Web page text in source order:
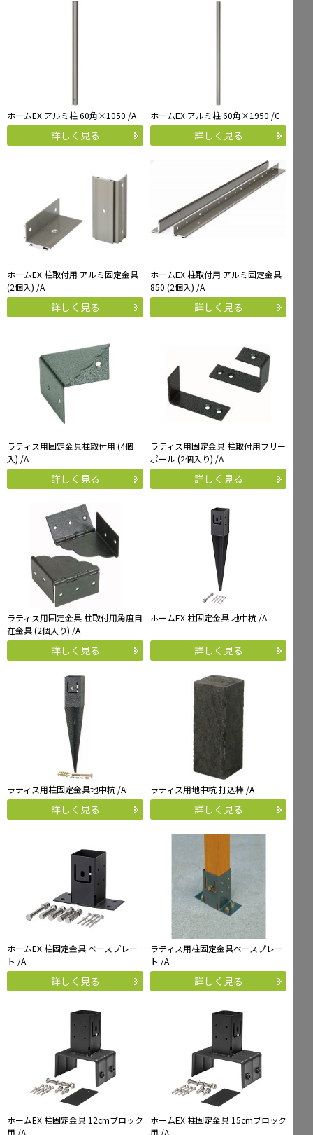
ホームEX アルミ柱 60角×1050 /A
詳しく見る
ホームEX アルミ柱 60角×1950 /C
詳しく見る
ホームEX 柱取付用 アルミ固定金具
(2個入) /A
詳しく見る
ホームEX 柱取付用 アルミ固定金具
850 (2個入) /A
詳しく見る
ラティス用固定金具柱取付用 (4個
入) /A
詳しく見る
ラティス用固定金具 柱取付用フリー
ポール (2個入り) /A
詳しく見る
ラティス用固定金具 柱取付用角度自
在金具 (2個入り) /A
詳しく見る
ホームEX 柱固定金具 地中杭 /A
詳しく見る
ラティス用柱固定金具地中杭 /A
詳しく見る
ラティス用地中杭 打込棒 /A
詳しく見る
ホームEX 柱固定金具 ベースプレー
ト /A
詳しく見る
ラティス用柱固定金具ベースプレー
ト /A
詳しく見る
ホームEX 柱固定金具 12cmブロック
用 /A
ホームEX 柱固定金具 15cmブロック
用 /A